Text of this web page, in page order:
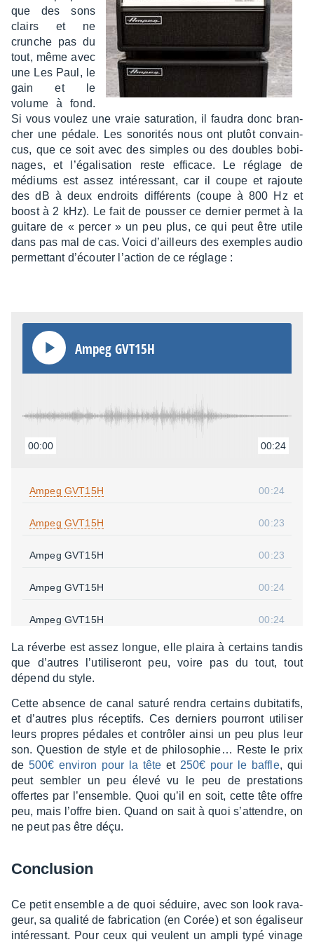
que des sons
clairs et ne
crunche pas du
tout, même avec
une Les Paul, le
gain et le
volume à fond.
Si vous voulez une vraie satu­ra­tion, il faudra donc bran­
cher une pédale. Les sono­ri­tés nous ont plutôt convain­
cus, que ce soit avec des simples ou des doubles bobi­
nages, et l’éga­li­sa­tion reste effi­cace. Le réglage de
médiums est assez inté­res­sant, car il coupe et rajoute
des dB à deux endroits diffé­rents (coupe à 800 Hz et
boost à 2 kHz). Le fait de pous­ser ce dernier permet à la
guitare de « percer » un peu plus, ce qui peut être utile
dans pas mal de cas. Voici d’ailleurs des exemples audio
permet­tant d’écou­ter l’ac­tion de ce réglage :
Ampeg GVT15H
00:00 00:24
Ampeg GVT15H 00:24
Ampeg GVT15H 00:23
Ampeg GVT15H 00:23
Ampeg GVT15H 00:24
Ampeg GVT15H 00:24
Ampeg GVT15H 00:24
Ampeg GVT15H
Ampeg GVT15H 00:24
La réverbe est assez longue, elle plaira à certains tandis
que d’autres l’uti­li­se­ront peu, voire pas du tout, tout
dépend du style.
Cette absence de canal saturé rendra certains dubi­ta­tifs,
et d’autres plus récep­tifs. Ces derniers pour­ront utili­ser
leurs propres pédales et contrô­ler ainsi un peu plus leur
son. Ques­tion de style et de philo­so­phie… Reste le prix
de 500€ envi­ron pour la tête et 250€ pour le baffle, qui
peut sembler un peu élevé vu le peu de pres­ta­tions
offertes par l’en­semble. Quoi qu’il en soit, cette tête offre
peu, mais l’offre bien. Quand on sait à quoi s’at­tendre, on
ne peut pas être déçu.
Conclu­sion
Ce petit ensemble a de quoi séduire, avec son look rava­
geur, sa qualité de fabri­ca­tion (en Corée) et son égali­seur
inté­res­sant. Pour ceux qui veulent un ampli typé vinage